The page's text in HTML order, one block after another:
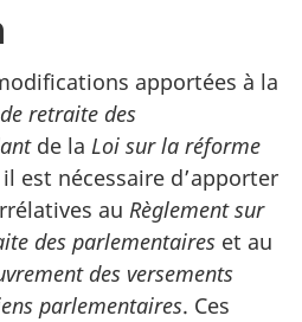
apportées à la
retraite des
de la Loi sur la réforme
il est nécessaire d’apporter
au Règlement sur
des parlementaires et au
des versements
parlementaires. Ces